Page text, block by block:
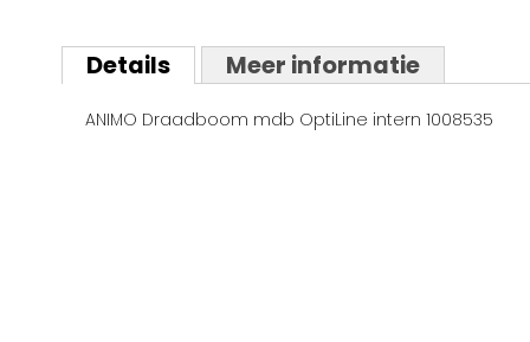
naar
het
van
Details
ANIMO Draadboom mdb OptiLine intern 1008535
Meer informatie